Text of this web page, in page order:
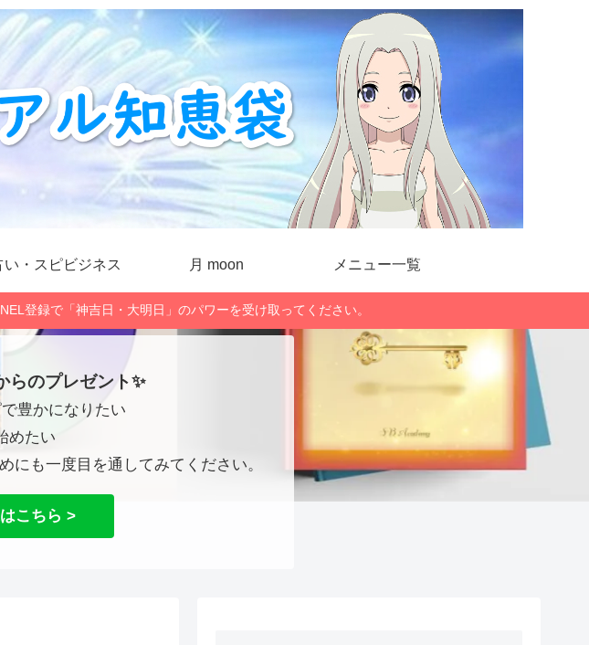
い・スピビジネス 月 moon メニュー一覧
登録で「神吉日・大明日」のパワーを受け取ってください。
らのプレゼント✨
豊かになりたい
めたい
にも一度目を通してみてください。
こちら >